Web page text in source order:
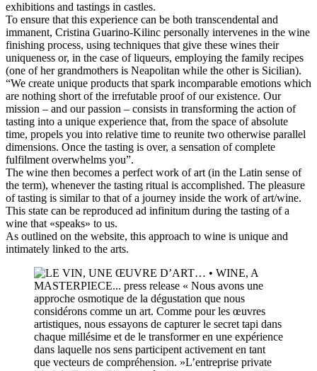
exhibitions and tastings in castles.
To ensure that this experience can be both transcendental and
immanent, Cristina Guarino-Kilinc personally intervenes in the wine
finishing process, using techniques that give these wines their
uniqueness or, in the case of liqueurs, employing the family recipes
(one of her grandmothers is Neapolitan while the other is Sicilian).
“We create unique products that spark incomparable emotions which
are nothing short of the irrefutable proof of our existence. Our
mission – and our passion – consists in transforming the action of
tasting into a unique experience that, from the space of absolute
time, propels you into relative time to reunite two otherwise parallel
dimensions. Once the tasting is over, a sensation of complete
fulfilment overwhelms you”.
The wine then becomes a perfect work of art (in the Latin sense of
the term), whenever the tasting ritual is accomplished. The pleasure
of tasting is similar to that of a journey inside the work of art/wine.
This state can be reproduced ad infinitum during the tasting of a
wine that «speaks» to us.
As outlined on the website, this approach to wine is unique and
intimately linked to the arts.